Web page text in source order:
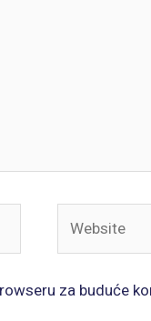
za buduće